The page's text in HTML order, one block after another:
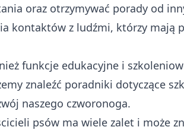
oraz otrzymywać porady od
kontaktów z ludźmi, którzy mają
funkcje edukacyjne i
znaleźć poradniki dotyczące
naszego czworonoga.
psów ma wiele zalet i może